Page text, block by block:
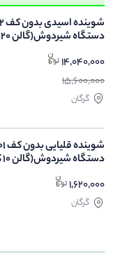
دستگاه شیردوش(گالن 20 کیلوگرمی)
14,040,000
15,600,000
گرگان
دستگاه شیردوش(گالن 10 کیلوگرم)
1,620,000
گرگان